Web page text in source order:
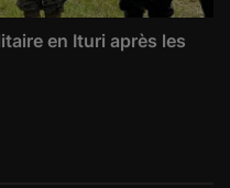
en Ituri après les